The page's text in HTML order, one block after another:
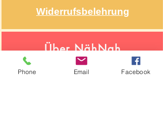
Widerrufsbelehrung
Über NähNah
Nähmaschinenmechaniker
Seit 1986
Phone Email Facebook